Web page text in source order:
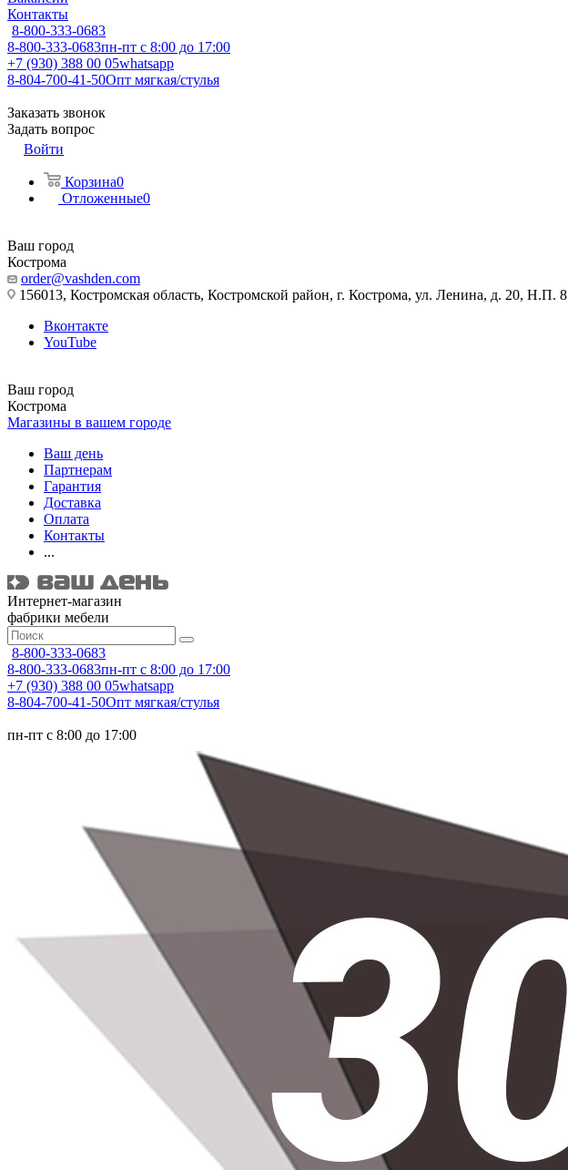
Контакты
8-800-333-0683
8-800-333-0683пн-пт с 8:00 до 17:00
+7 (930) 388 00 05whatsapp
8-804-700-41-50Опт мягкая/стулья
Заказать звонок
Задать вопрос
Войти
Корзина0
Отложенные0
Ваш город
Кострома
order@vashden.com
156013, Костромская область, Костромской район, г. Кострома, ул. Ленина, д. 20, Н.П. 8
Вконтакте
YouTube
Ваш город
Кострома
Магазины в вашем городе
Ваш день
Партнерам
Гарантия
Доставка
Оплата
Контакты
...
Интернет-магазин
фабрики мебели
8-800-333-0683
8-800-333-0683пн-пт с 8:00 до 17:00
+7 (930) 388 00 05whatsapp
8-804-700-41-50Опт мягкая/стулья
пн-пт с 8:00 до 17:00